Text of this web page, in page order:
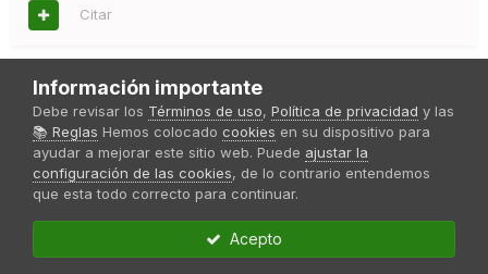
Citar
pakiwa
Publicado24 de Enero del 2021
bienvenido Mikfiren, con tu permiso me acomodo por aqui a
ver esos frutos prohibidos, suerte compañero :okok:
Información importante
Debe revisar los Términos de uso, Política de privacidad y las
📚 Reglas Hemos colocado cookies en su dispositivo para
ayudar a mejorar este sitio web. Puede ajustar la
configuración de las cookies, de lo contrario entendemos
que esta todo correcto para continuar.
Acepto